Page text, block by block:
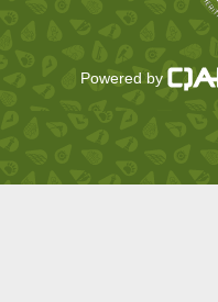
Powered by